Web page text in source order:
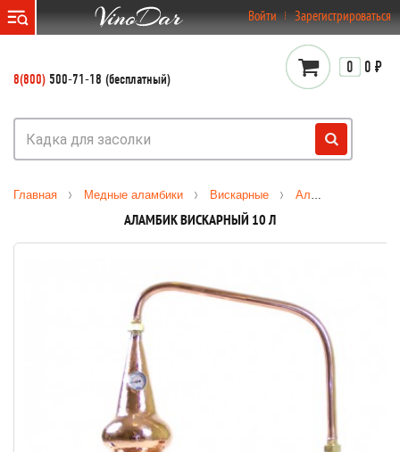
Войти Зарегистрироваться
8(800) 500-71-18 (бесплатный)
0 0 ₽
Главная Медные аламбики Вискарные Аламбик вискарный 10 л
АЛАМБИК ВИСКАРНЫЙ 10 Л